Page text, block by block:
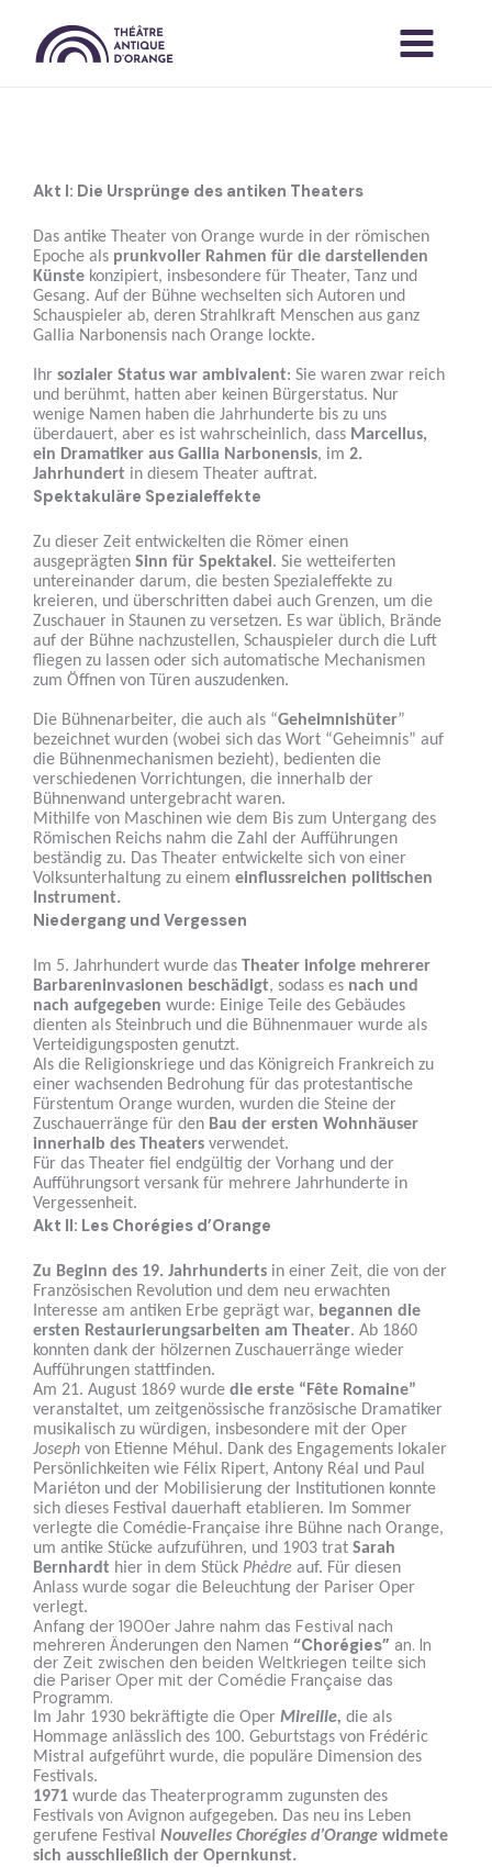
content
Akt I: Die Ursprünge des antiken Theaters
Das antike Theater von Orange wurde in der römischen
Epoche als prunkvoller Rahmen für die darstellenden
Künste konzipiert, insbesondere für Theater, Tanz und
Gesang. Auf der Bühne wechselten sich Autoren und
Schauspieler ab, deren Strahlkraft Menschen aus ganz
Gallia Narbonensis nach Orange lockte.
Ihr sozialer Status war ambivalent: Sie waren zwar reich
und berühmt, hatten aber keinen Bürgerstatus. Nur
wenige Namen haben die Jahrhunderte bis zu uns
überdauert, aber es ist wahrscheinlich, dass Marcellus,
ein Dramatiker aus Gallia Narbonensis, im 2.
Jahrhundert in diesem Theater auftrat.
Spektakuläre Spezialeffekte
Zu dieser Zeit entwickelten die Römer einen
ausgeprägten Sinn für Spektakel . Sie wetteiferten
untereinander darum, die besten Spezialeffekte zu
kreieren, und überschritten dabei auch Grenzen, um die
Zuschauer in Staunen zu versetzen. Es war üblich, Brände
auf der Bühne nachzustellen, Schauspieler durch die Luft
fliegen zu lassen oder sich automatische Mechanismen
zum Öffnen von Türen auszudenken.
Die Bühnenarbeiter, die auch als “Geheimnishüter”
bezeichnet wurden (wobei sich das Wort “Geheimnis” auf
die Bühnenmechanismen bezieht), bedienten die
verschiedenen Vorrichtungen, die innerhalb der
Bühnenwand untergebracht waren.
Mithilfe von Maschinen wie dem Bis zum Untergang des
Römischen Reichs nahm die Zahl der Aufführungen
beständig zu. Das Theater entwickelte sich von einer
Volksunterhaltung zu einem einflussreichen politischen
Instrument.
Niedergang und Vergessen
Im 5. Jahrhundert wurde das Theater infolge mehrerer
Barbareninvasionen beschädigt, sodass es nach und
nach aufgegeben wurde: Einige Teile des Gebäudes
dienten als Steinbruch und die Bühnenmauer wurde als
Verteidigungsposten genutzt.
Als die Religionskriege und das Königreich Frankreich zu
einer wachsenden Bedrohung für das protestantische
Fürstentum Orange wurden, wurden die Steine der
Zuschauerränge für den Bau der ersten Wohnhäuser
innerhalb des Theaters verwendet.
Für das Theater fiel endgültig der Vorhang und der
Aufführungsort versank für mehrere Jahrhunderte in
Vergessenheit.
Akt II: Les Chorégies d’Orange
Zu Beginn des 19. Jahrhunderts in einer Zeit, die von der
Französischen Revolution und dem neu erwachten
Interesse am antiken Erbe geprägt war, begannen die
ersten Restaurierungsarbeiten am Theater. Ab 1860
konnten dank der hölzernen Zuschauerränge wieder
Aufführungen stattfinden.
Am 21. August 1869 wurde die erste “Fête Romaine”
veranstaltet, um zeitgenössische französische Dramatiker
musikalisch zu würdigen, insbesondere mit der Oper
Joseph von Etienne Méhul. Dank des Engagements lokaler
Persönlichkeiten wie Félix Ripert, Antony Réal und Paul
Mariéton und der Mobilisierung der Institutionen konnte
sich dieses Festival dauerhaft etablieren. Im Sommer
verlegte die Comédie-Française ihre Bühne nach Orange,
um antike Stücke aufzuführen, und 1903 trat Sarah
Bernhardt hier in dem Stück Phèdre auf. Für diesen
Anlass wurde sogar die Beleuchtung der Pariser Oper
verlegt.
Anfang der 1900er Jahre nahm das Festival nach
mehreren Änderungen den Namen “Chorégies” an. In
der Zeit zwischen den beiden Weltkriegen teilte sich
die Pariser Oper mit der Comédie Française das
Programm.
Im Jahr 1930 bekräftigte die Oper Mireille, die als
Hommage anlässlich des 100. Geburtstags von Frédéric
Mistral aufgeführt wurde, die populäre Dimension des
Festivals.
1971 wurde das Theaterprogramm zugunsten des
Festivals von Avignon aufgegeben. Das neu ins Leben
gerufene Festival Nouvelles Chorégies d’Orange widmete
sich ausschließlich der Opernkunst.